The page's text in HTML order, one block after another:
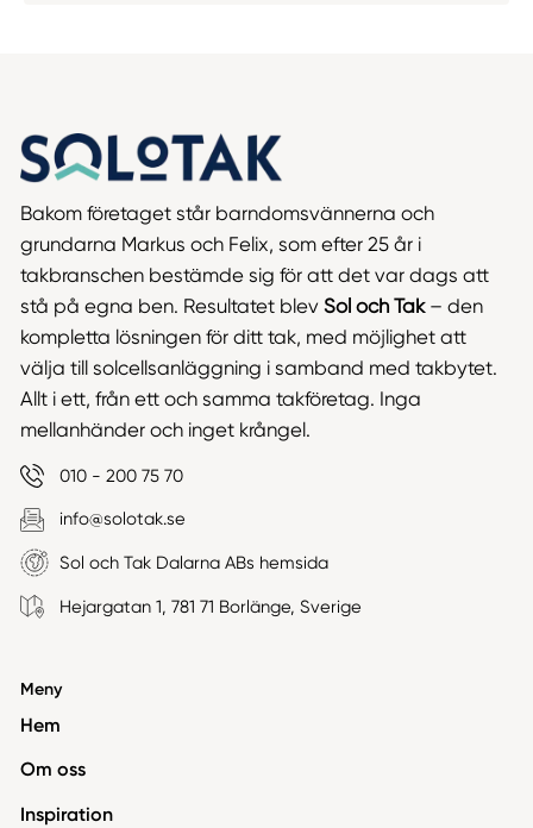
Bakom företaget står barndomsvännerna och
grundarna Markus och Felix, som efter 25 år i
takbranschen bestämde sig för att det var dags att
stå på egna ben. Resultatet blev Sol och Tak– den
kompletta lösningen för ditt tak, med möjlighet att
välja till solcellsanläggning i samband med takbytet.
Allt i ett, från ett och samma takföretag. Inga
mellanhänder och inget krångel.
010 - 200 75 70
info@solotak.se
Sol och Tak Dalarna ABs hemsida
Hejargatan 1, 781 71 Borlänge, Sverige
Meny
Hem
Om oss
Inspiration